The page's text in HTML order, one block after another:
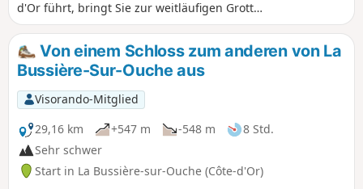
d'Or führt, bringt Sie zur weitläufigen Grotte
de Roche Chèvre, die einen Besuch wert ist.
Beachten Sie jedoch zwei Passagen mit
hohem Gras.
Von einem Schloss zum anderen von La
Bussière-Sur-Ouche aus
Visorando-Mitglied
29,16 km
+547 m -548 m
8 Std.
Sehr schwer
Start in La Bussière-sur-Ouche (Côte-d'Or)